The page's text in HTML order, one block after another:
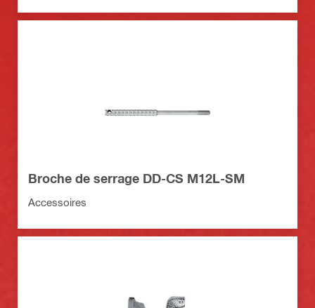
Broche de serrage DD-CS M12L-SM
Accessoires